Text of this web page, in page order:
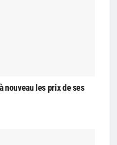
nouveau les prix de ses